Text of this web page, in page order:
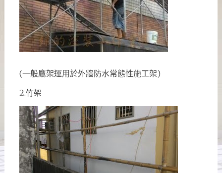
(一般鷹架運用於外牆防水常態性施工架)
2.竹架